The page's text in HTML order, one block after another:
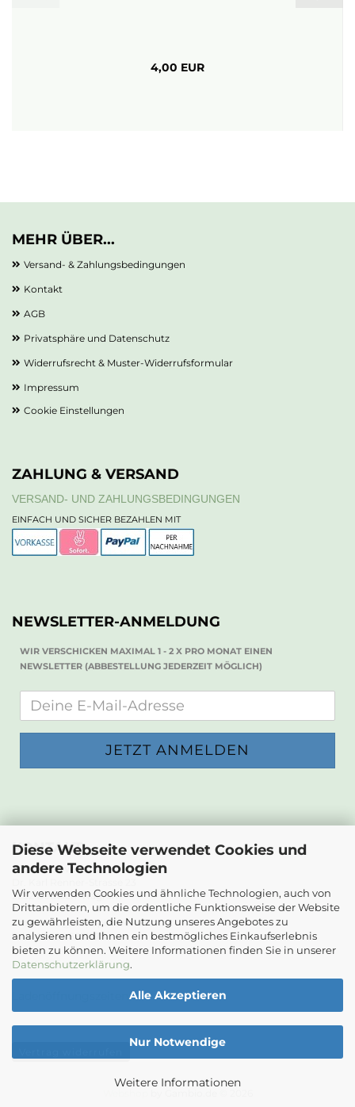
Diese Webseite verwendet Cookies und
andere Technologien
Wir verwenden Cookies und ähnliche Technologien, auch von
Drittanbietern, um die ordentliche Funktionsweise der Website
zu gewährleisten, die Nutzung unseres Angebotes zu
analysieren und Ihnen ein bestmögliches Einkaufserlebnis
bieten zu können. Weitere Informationen finden Sie in unserer
Datenschutzerklärung.
Alle Akzeptieren
Nur Notwendige
Weitere Informationen
4,00 EUR
MEHR ÜBER...
Versand- & Zahlungsbedingungen
Kontakt
AGB
Privatsphäre und Datenschutz
Widerrufsrecht & Muster-Widerrufsformular
Impressum
Cookie Einstellungen
ZAHLUNG & VERSAND
VERSAND- UND ZAHLUNGSBEDINGUNGEN
EINFACH UND SICHER BEZAHLEN MIT
NEWSLETTER-ANMELDUNG
WIR VERSCHICKEN MAXIMAL 1 - 2 X PRO MONAT EINEN
NEWSLETTER (ABBESTELLUNG JEDERZEIT MÖGLICH)
KONTAKT
Die Papierwerkstatt
2232 Deutsch-Wagram
Email: info@diepapierwerkstatt.at
Tel. +43 664 5261978
Kontaktformular